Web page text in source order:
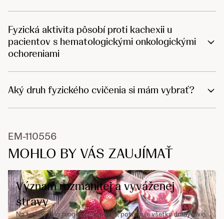
Fyzická aktivita pôsobí proti kachexii u
pacientov s hematologickými onkologickými
ochoreniami
Aký druh fyzického cvičenia si mám vybrať?
EM-110556
MOHLO BY VÁS ZAUJÍMAŤ
Význam rozmanitej a vyváženej
stravy
Na to, aby telo fungovalo správne, potrebuje všetky druhy živín.